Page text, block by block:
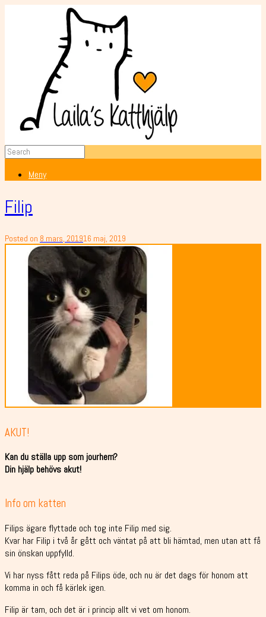
Meny
Filip
Posted on 8 mars, 201916 maj, 2019
AKUT!
Kan du ställa upp som jourhem?
Din hjälp behövs akut!
Info om katten
Filips ägare flyttade och tog inte Filip med sig.
Kvar har Filip i två år gått och väntat på att bli hämtad, men utan att få
sin önskan uppfylld.
Vi har nyss fått reda på Filips öde, och nu är det dags för honom att
komma in och få kärlek igen.
Filip är tam, och det är i princip allt vi vet om honom.